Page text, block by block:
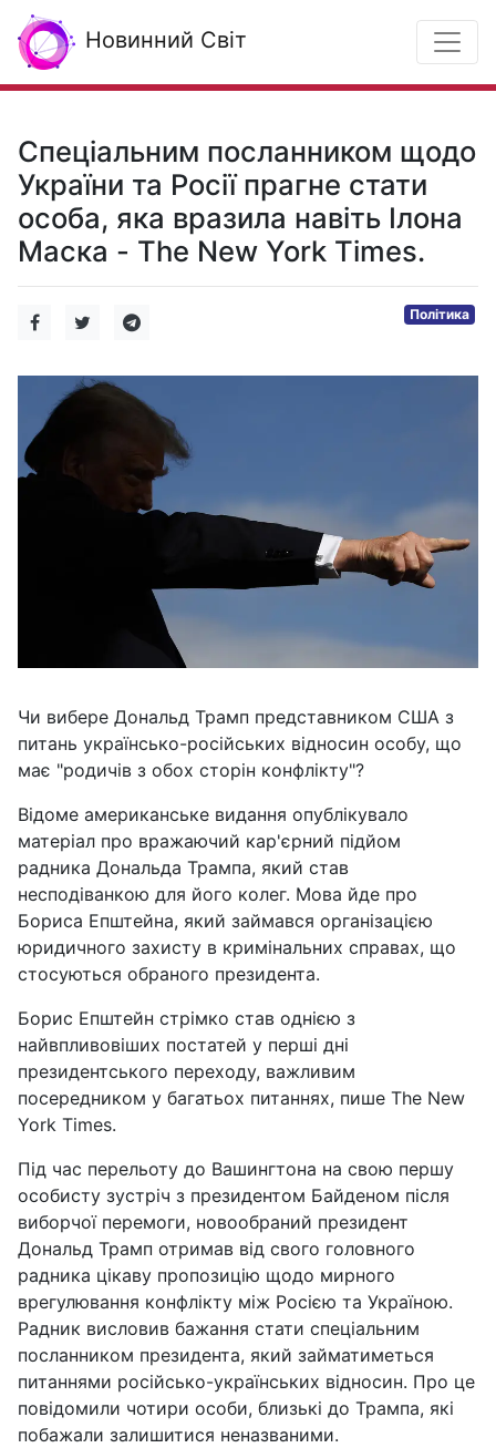
Новинний Світ
Спеціальним посланником щодо
України та Росії прагне стати
особа, яка вразила навіть Ілона
Маска - The New York Times.
Політика
Чи вибере Дональд Трамп представником США з
питань українсько-російських відносин особу, що
має "родичів з обох сторін конфлікту"?
Відоме американське видання опублікувало
матеріал про вражаючий кар'єрний підйом
радника Дональда Трампа, який став
несподіванкою для його колег. Мова йде про
Бориса Епштейна, який займався організацією
юридичного захисту в кримінальних справах, що
стосуються обраного президента.
Борис Епштейн стрімко став однією з
найвпливовіших постатей у перші дні
президентського переходу, важливим
посередником у багатьох питаннях, пише The New
York Times.
Під час перельоту до Вашингтона на свою першу
особисту зустріч з президентом Байденом після
виборчої перемоги, новообраний президент
Дональд Трамп отримав від свого головного
радника цікаву пропозицію щодо мирного
врегулювання конфлікту між Росією та Україною.
Радник висловив бажання стати спеціальним
посланником президента, який займатиметься
питаннями російсько-українських відносин. Про це
повідомили чотири особи, близькі до Трампа, які
побажали залишитися неназваними.